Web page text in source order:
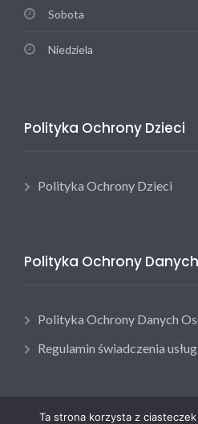
Sobota
Niedziela
Polityka Ochrony Dzieci
Polityka Ochrony Dzieci
Polityka Ochrony
Polityka Ochrony Danych
Regulamin świadczenia usług
Ta strona korzysta z